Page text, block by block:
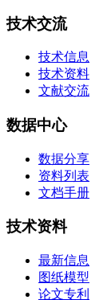
技术交流
技术信息
技术资料
文献交流
数据中心
数据分享
资料列表
文档手册
技术资料
最新信息
图纸模型
论文专利